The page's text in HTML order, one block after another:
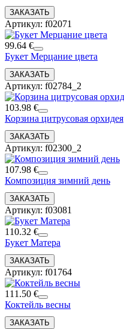
Артикул: f02071
99.64 €
Букет Мерцание цвета
Артикул: f02784_2
103.98 €
Корзина цитрусовая орхидея
Артикул: f02300_2
107.98 €
Композиция зимний день
Артикул: f03081
110.32 €
Букет Матера
Артикул: f01764
111.50 €
Коктейль весны